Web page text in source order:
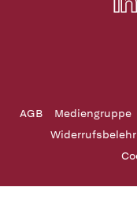
AGB Mediengruppe